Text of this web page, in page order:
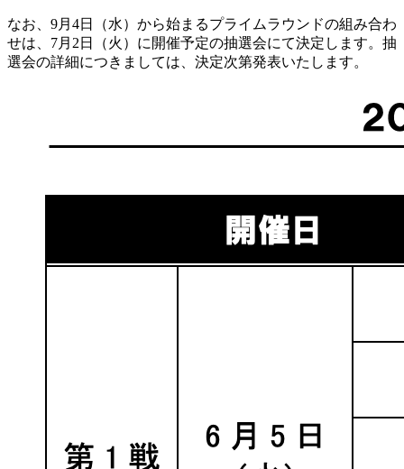
なお、9月4日（水）から始まるプライムラウンドの組み合わ
せは、7月2日（火）に開催予定の抽選会にて決定します。抽
選会の詳細につきましては、決定次第発表いたします。